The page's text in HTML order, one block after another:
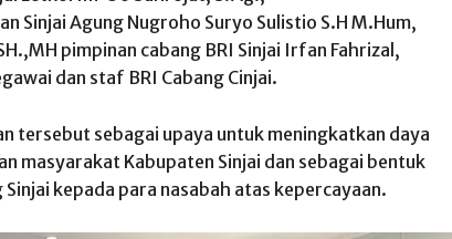
Sinjai Agung Nugroho Suryo Sulistio S.H M.Hum,
pimpinan cabang BRI Sinjai Irfan Fahrizal,
dan staf BRI Cabang Cinjai.
tersebut sebagai upaya untuk meningkatkan daya
masyarakat Kabupaten Sinjai dan sebagai bentuk
Sinjai kepada para nasabah atas kepercayaan.